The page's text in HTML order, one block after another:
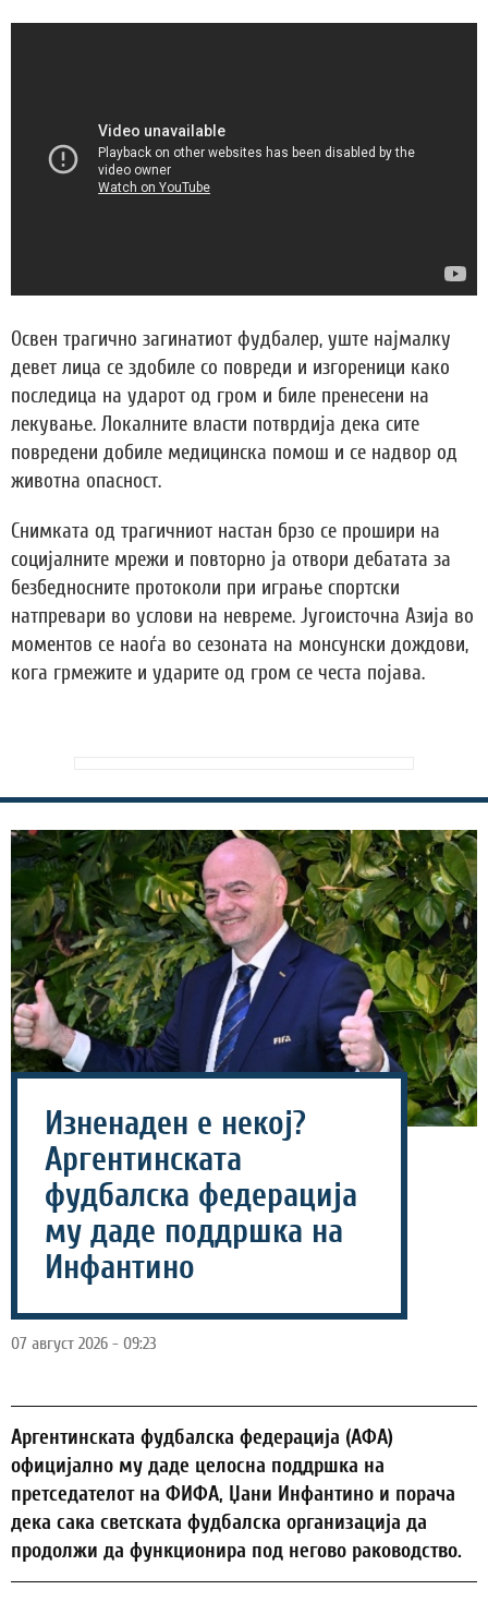
Освен трагично загинатиот фудбалер, уште најмалку
девет лица се здобиле со повреди и изгореници како
последица на ударот од гром и биле пренесени на
лекување. Локалните власти потврдија дека сите
повредени добиле медицинска помош и се надвор од
животна опасност.
Снимката од трагичниот настан брзо се прошири на
социјалните мрежи и повторно ја отвори дебатата за
безбедносните протоколи при играње спортски
натпревари во услови на невреме. Југоисточна Азија во
моментов се наоѓа во сезоната на монсунски дождови,
кога грмежите и ударите од гром се честа појава.
Изненаден е некој?
Аргентинската
фудбалска федерација
му даде поддршка на
Инфантино
07 август 2026 - 09:23
Аргентинската фудбалска федерација (АФА)
официјално му даде целосна поддршка на
претседателот на ФИФА, Џани Инфантино и порача
дека сака светската фудбалска организација да
продолжи да функционира под негово раководство.